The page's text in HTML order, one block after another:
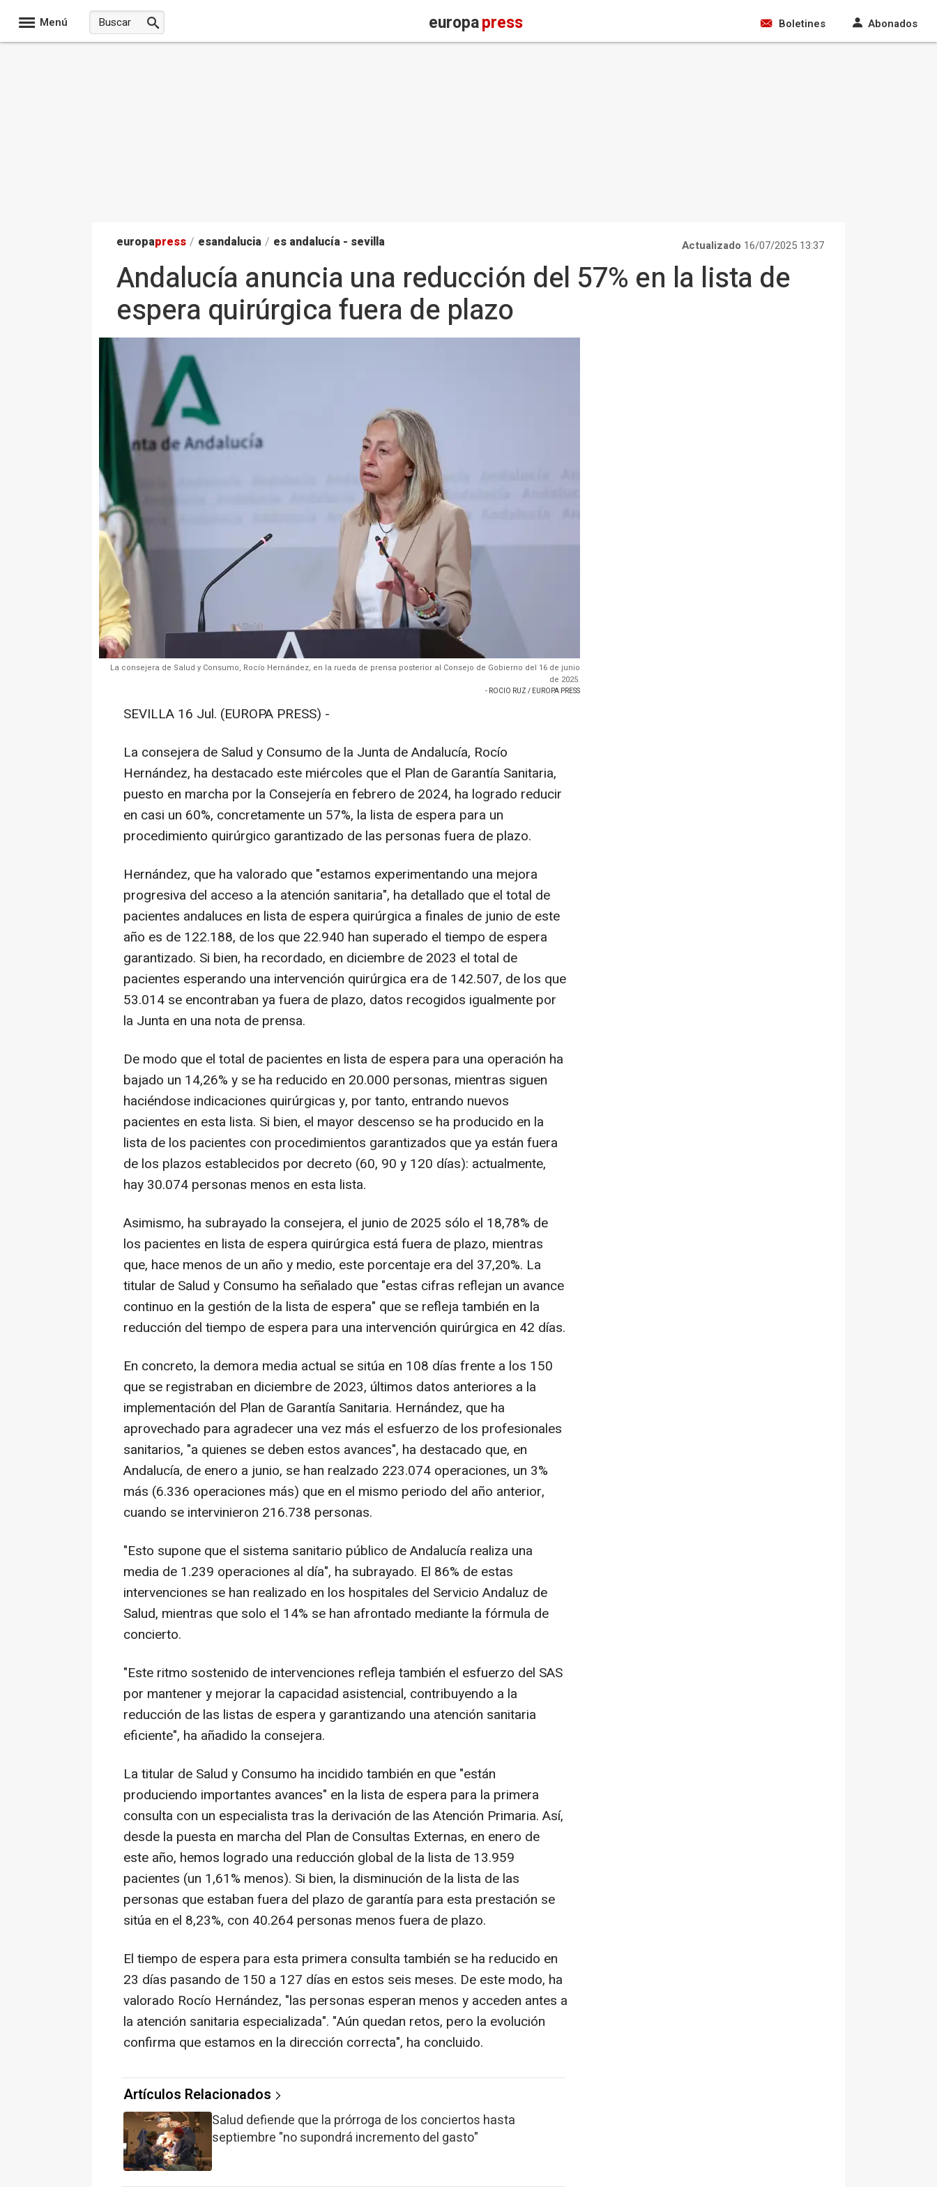
Menú europapress Boletines Abonados
europapress / esandalucia / es andalucía - sevilla Actualizado 16/07/2025 13:37
Andalucía anuncia una reducción del 57% en la lista de
espera quirúrgica fuera de plazo
La consejera de Salud y Consumo, Rocío Hernández, en la rueda de prensa posterior al Consejo de Gobierno del 16 de junio
de 2025.
- ROCIO RUZ / EUROPA PRESS
SEVILLA 16 Jul. (EUROPA PRESS) -
La consejera de Salud y Consumo de la Junta de Andalucía, Rocío
Hernández, ha destacado este miércoles que el Plan de Garantía Sanitaria,
puesto en marcha por la Consejería en febrero de 2024, ha logrado reducir
en casi un 60%, concretamente un 57%, la lista de espera para un
procedimiento quirúrgico garantizado de las personas fuera de plazo.
Hernández, que ha valorado que "estamos experimentando una mejora
progresiva del acceso a la atención sanitaria", ha detallado que el total de
pacientes andaluces en lista de espera quirúrgica a finales de junio de este
año es de 122.188, de los que 22.940 han superado el tiempo de espera
garantizado. Si bien, ha recordado, en diciembre de 2023 el total de
pacientes esperando una intervención quirúrgica era de 142.507, de los que
53.014 se encontraban ya fuera de plazo, datos recogidos igualmente por
la Junta en una nota de prensa.
De modo que el total de pacientes en lista de espera para una operación ha
bajado un 14,26% y se ha reducido en 20.000 personas, mientras siguen
haciéndose indicaciones quirúrgicas y, por tanto, entrando nuevos
pacientes en esta lista. Si bien, el mayor descenso se ha producido en la
lista de los pacientes con procedimientos garantizados que ya están fuera
de los plazos establecidos por decreto (60, 90 y 120 días): actualmente,
hay 30.074 personas menos en esta lista.
Asimismo, ha subrayado la consejera, el junio de 2025 sólo el 18,78% de
los pacientes en lista de espera quirúrgica está fuera de plazo, mientras
que, hace menos de un año y medio, este porcentaje era del 37,20%. La
titular de Salud y Consumo ha señalado que "estas cifras reflejan un avance
continuo en la gestión de la lista de espera" que se refleja también en la
reducción del tiempo de espera para una intervención quirúrgica en 42 días.
En concreto, la demora media actual se sitúa en 108 días frente a los 150
que se registraban en diciembre de 2023, últimos datos anteriores a la
implementación del Plan de Garantía Sanitaria. Hernández, que ha
aprovechado para agradecer una vez más el esfuerzo de los profesionales
sanitarios, "a quienes se deben estos avances", ha destacado que, en
Andalucía, de enero a junio, se han realzado 223.074 operaciones, un 3%
más (6.336 operaciones más) que en el mismo periodo del año anterior,
cuando se intervinieron 216.738 personas.
"Esto supone que el sistema sanitario público de Andalucía realiza una
media de 1.239 operaciones al día", ha subrayado. El 86% de estas
intervenciones se han realizado en los hospitales del Servicio Andaluz de
Salud, mientras que solo el 14% se han afrontado mediante la fórmula de
concierto.
"Este ritmo sostenido de intervenciones refleja también el esfuerzo del SAS
por mantener y mejorar la capacidad asistencial, contribuyendo a la
reducción de las listas de espera y garantizando una atención sanitaria
eficiente", ha añadido la consejera.
La titular de Salud y Consumo ha incidido también en que "están
produciendo importantes avances" en la lista de espera para la primera
consulta con un especialista tras la derivación de las Atención Primaria. Así,
desde la puesta en marcha del Plan de Consultas Externas, en enero de
este año, hemos logrado una reducción global de la lista de 13.959
pacientes (un 1,61% menos). Si bien, la disminución de la lista de las
personas que estaban fuera del plazo de garantía para esta prestación se
sitúa en el 8,23%, con 40.264 personas menos fuera de plazo.
El tiempo de espera para esta primera consulta también se ha reducido en
23 días pasando de 150 a 127 días en estos seis meses. De este modo, ha
valorado Rocío Hernández, "las personas esperan menos y acceden antes a
la atención sanitaria especializada". "Aún quedan retos, pero la evolución
confirma que estamos en la dirección correcta", ha concluido.
Artículos Relacionados
Salud defiende que la prórroga de los conciertos hasta
septiembre "no supondrá incremento del gasto"